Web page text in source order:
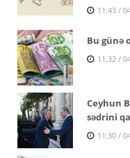
11:43 /
Bu günə
11:32 /
Ceyhun
sədrini
11:30 /